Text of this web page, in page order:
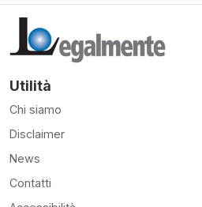
Utilità
Chi siamo
Disclaimer
News
Contatti